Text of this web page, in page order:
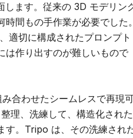
します。従来の 3D モデリン
時間もの手作業が必要でした
適切に構成されたプロンプト
は作り出すのが難しいもので
合わせたシームレスで再現
理、洗練して、構造化された
す。Tripo は、その洗練され